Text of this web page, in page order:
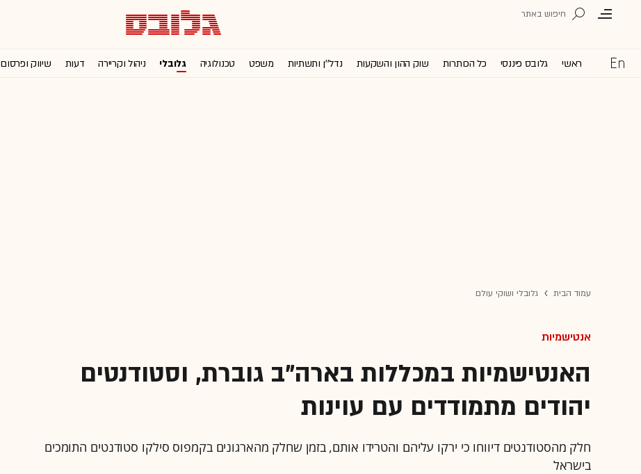
ראשי גלובס פיננסי כל הכותרות שוק ההון והשקעות נדל''ן ותשתיות משפט טכנולוגיה גלובלי ניהול וקריירה דעות שיווק ופרסום
עמוד הבית גלובלי ושוקי עולם
אנטישמיות
האנטישמיות במכללות בארה"ב גוברת, וסטודנטים
יהודים מתמודדים עם עוינות
חלק מהסטודנטים דיווחו כי ירקו עליהם והטרידו אותם, בזמן שחלק מהארגונים בקמפוס סילקו סטודנטים התומכים
בישראל